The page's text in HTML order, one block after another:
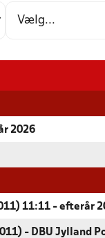
2026
11:11 - efterår
- DBU Jylland